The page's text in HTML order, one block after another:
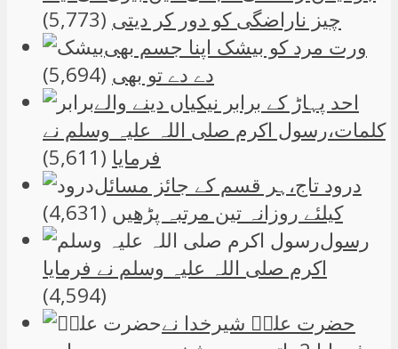
چیز ناراضگی کو دور کر دیتی (5,773)
ورت مرد کو بیشک اپنا جسم بھی
دے دے تو بھی (5,694)
احد پہاڑ کے برابر نیکیاں دینے والے
کلمات،رسول اکرم صلی اللہ علیہ وسلم نے
فرمایا (5,611)
درود تاج،ہر قسم کے جائز مسائل
کیلئے روزانہ تین مرتبہ پڑھیں (4,631)
رسول
اکرم صلی اللہ علیہ وسلم نے فرمایا
(4,594)
حضرت علیؑ شیرخدا نے